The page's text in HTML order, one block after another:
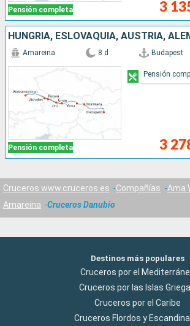
Pensión completa 3
Pensión completa
Amareina 8 d Budapest
3
Pensión
Cruceros www.cruceros.es Compañías
Ama
Amareina
Cruceros Danubio
Destinos más populares
Cruceros por el
Cruceros por las Islas
Cruceros por el Caribe
Cruceros Flordos y